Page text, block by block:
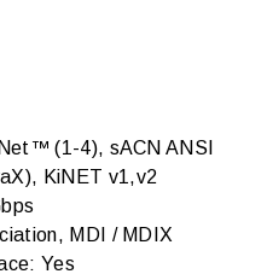
(1-4), sACN ANSI
KiNET v1,v2
MDI / MDIX
Yes